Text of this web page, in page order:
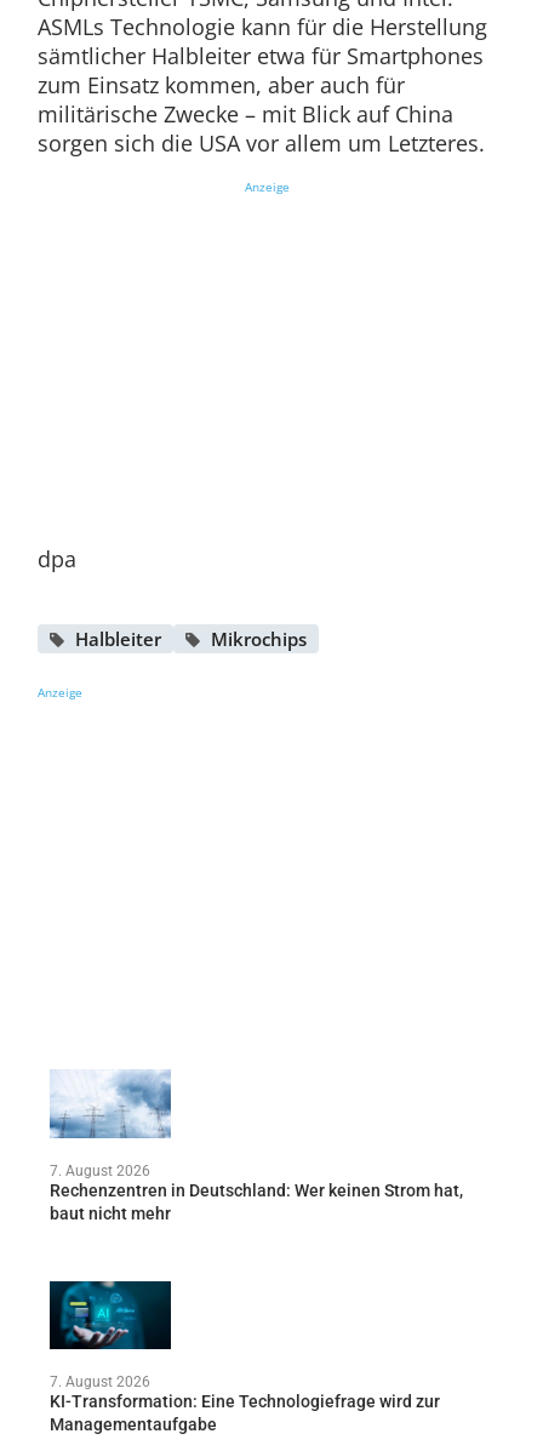
ASMLs Technologie kann für die Herstellung
sämtlicher Halbleiter etwa für Smartphones
zum Einsatz kommen, aber auch für
militärische Zwecke – mit Blick auf China
sorgen sich die USA vor allem um Letzteres.
Anzeige
dpa
Halbleiter Mikrochips
Anzeige
7. August 2026
Rechenzentren in Deutschland: Wer keinen Strom hat,
baut nicht mehr
7. August 2026
KI-Transformation: Eine Technologiefrage wird zur
Managementaufgabe